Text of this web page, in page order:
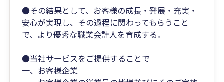
●その結果として、お客様の成長・発展・充実・
安心が実現し、その過程に関わってもらうこと
で、より優秀な職業会計人を育成する。
●当社サービスをご提供することで
一、お客様企業